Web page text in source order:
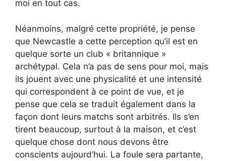
moi en tout cas.
Néanmoins, malgré cette propriété, je pense
que Newcastle a cette perception qu’il est en
quelque sorte un club « britannique »
archétypal. Cela n’a pas de sens pour moi, mais
ils jouent avec une physicalité et une intensité
qui correspondent à ce point de vue, et je
pense que cela se traduit également dans la
façon dont leurs matchs sont arbitrés. Ils s’en
tirent beaucoup, surtout à la maison, et c’est
quelque chose dont nous devons être
conscients aujourd’hui. La foule sera partante,